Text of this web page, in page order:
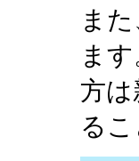
ま
ま
方
る